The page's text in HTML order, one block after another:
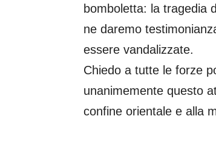
bomboletta: la tragedia
ne daremo
essere vandalizzate.
Chiedo a tutte le forze
unanimemente questo
confine orientale e alla